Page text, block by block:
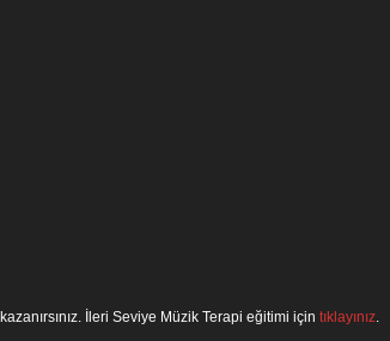
İleri Seviye Müzik Terapi eğitimi için tıklayınız.